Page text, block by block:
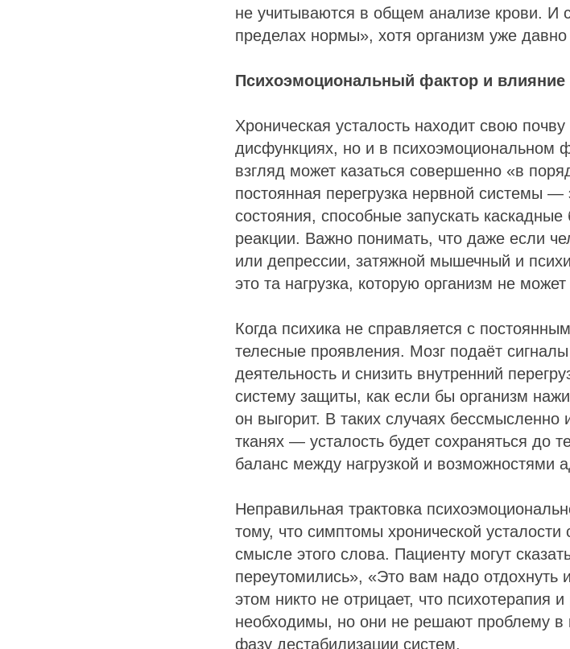
не учитываются в общем анализе крови. И
пределах нормы», хотя организм уже давно
Психоэмоциональный фактор и влияние
Хроническая усталость находит свою
дисфункциях, но и в психоэмоциональном
взгляд может казаться совершенно «в
постоянная перегрузка нервной системы
состояния, способные запускать
реакции. Важно понимать, что даже если
или депрессии, затяжной мышечный и
это та нагрузка, которую организм не
Когда психика не справляется с
телесные проявления. Мозг подаёт
деятельность и снизить внутренний
систему защиты, как если бы организм
он выгорит. В таких случаях бессмысленно
тканях — усталость будет сохраняться до
баланс между нагрузкой и возможностями
Неправильная трактовка
тому, что симптомы хронической
смысле этого слова. Пациенту могут
переутомились», «Это вам надо отдохнуть
этом никто не отрицает, что психотерапия
необходимы, но они не решают проблему в
фазу дестабилизации систем.